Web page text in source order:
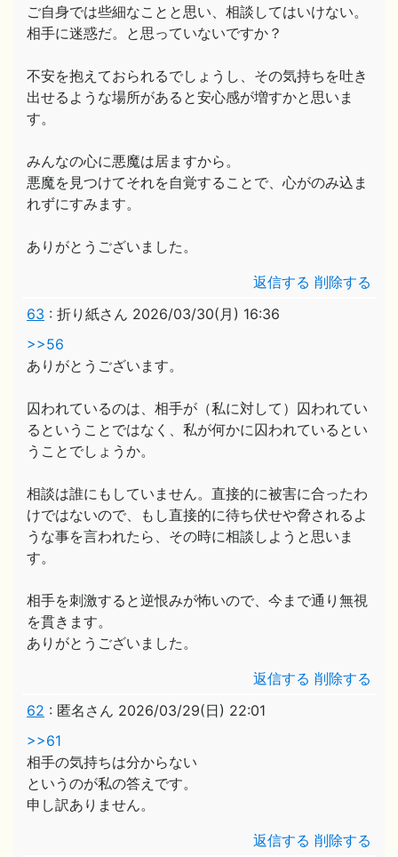
ご自身では些細なことと思い、相談してはいけない。
相手に迷惑だ。と思っていないですか？
不安を抱えておられるでしょうし、その気持ちを吐き
出せるような場所があると安心感が増すかと思いま
す。
みんなの心に悪魔は居ますから。
悪魔を見つけてそれを自覚することで、心がのみ込ま
れずにすみます。
ありがとうございました。
返信する 削除する
63 : 折り紙さん 2026/03/30(月) 16:36
>>56
ありがとうございます。
囚われているのは、相手が（私に対して）囚われてい
るということではなく、私が何かに囚われているとい
うことでしょうか。
相談は誰にもしていません。直接的に被害に合ったわ
けではないので、もし直接的に待ち伏せや脅されるよ
うな事を言われたら、その時に相談しようと思いま
す。
相手を刺激すると逆恨みが怖いので、今まで通り無視
を貫きます。
ありがとうございました。
返信する 削除する
62 : 匿名さん 2026/03/29(日) 22:01
>>61
相手の気持ちは分からない
というのが私の答えです。
申し訳ありません。
返信する 削除する